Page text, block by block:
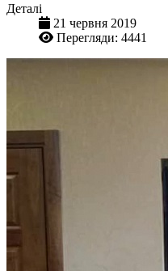
Деталі
21 червня 2019
Перегляди: 4441